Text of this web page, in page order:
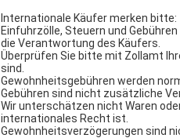
Internationale Käufer merken bitte:
Einfuhrzölle, Steuern und
die Verantwortung des Käufers.
Überprüfen Sie bitte mit Zollamt
sind.
Gewohnheitsgebühren werden
Gebühren sind nicht zusätzliche
Wir unterschätzen nicht Waren
internationales Recht ist.
Gewohnheitsverzögerungen sind